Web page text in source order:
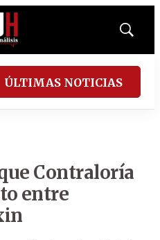
Mostrar
ÚLTIMAS NOTICIAS
Contraloría
entre